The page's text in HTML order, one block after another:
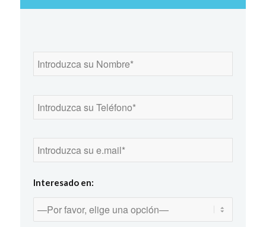
Interesado en: